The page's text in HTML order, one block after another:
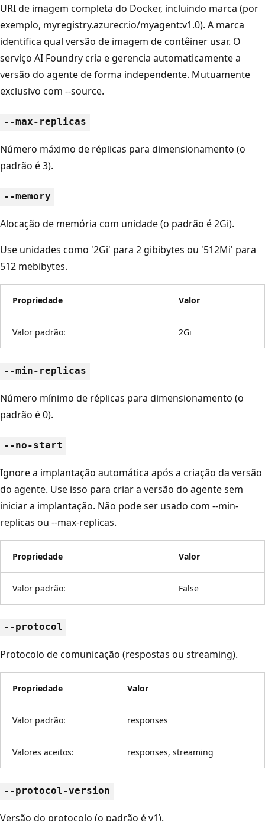
URI de imagem completa do Docker, incluindo marca (por
exemplo, myregistry.azurecr.io/myagent:v1.0). A marca
identifica qual versão de imagem de contêiner usar. O
serviço AI Foundry cria e gerencia automaticamente a
versão do agente de forma independente. Mutuamente
exclusivo com --source.
--max-replicas
Número máximo de réplicas para dimensionamento (o
padrão é 3).
--memory
Alocação de memória com unidade (o padrão é 2Gi).
Use unidades como '2Gi' para 2 gibibytes ou '512Mi' para
512 mebibytes.
Propriedade Valor
Valor padrão: 2Gi
--min-replicas
Número mínimo de réplicas para dimensionamento (o
padrão é 0).
--no-start
Ignore a implantação automática após a criação da versão
do agente. Use isso para criar a versão do agente sem
iniciar a implantação. Não pode ser usado com --min-
replicas ou --max-replicas.
Propriedade Valor
Valor padrão: False
--protocol
Protocolo de comunicação (respostas ou streaming).
Propriedade Valor
Valor padrão: responses
Valores aceitos: responses, streaming
--protocol-version
Versão do protocolo (o padrão é v1).